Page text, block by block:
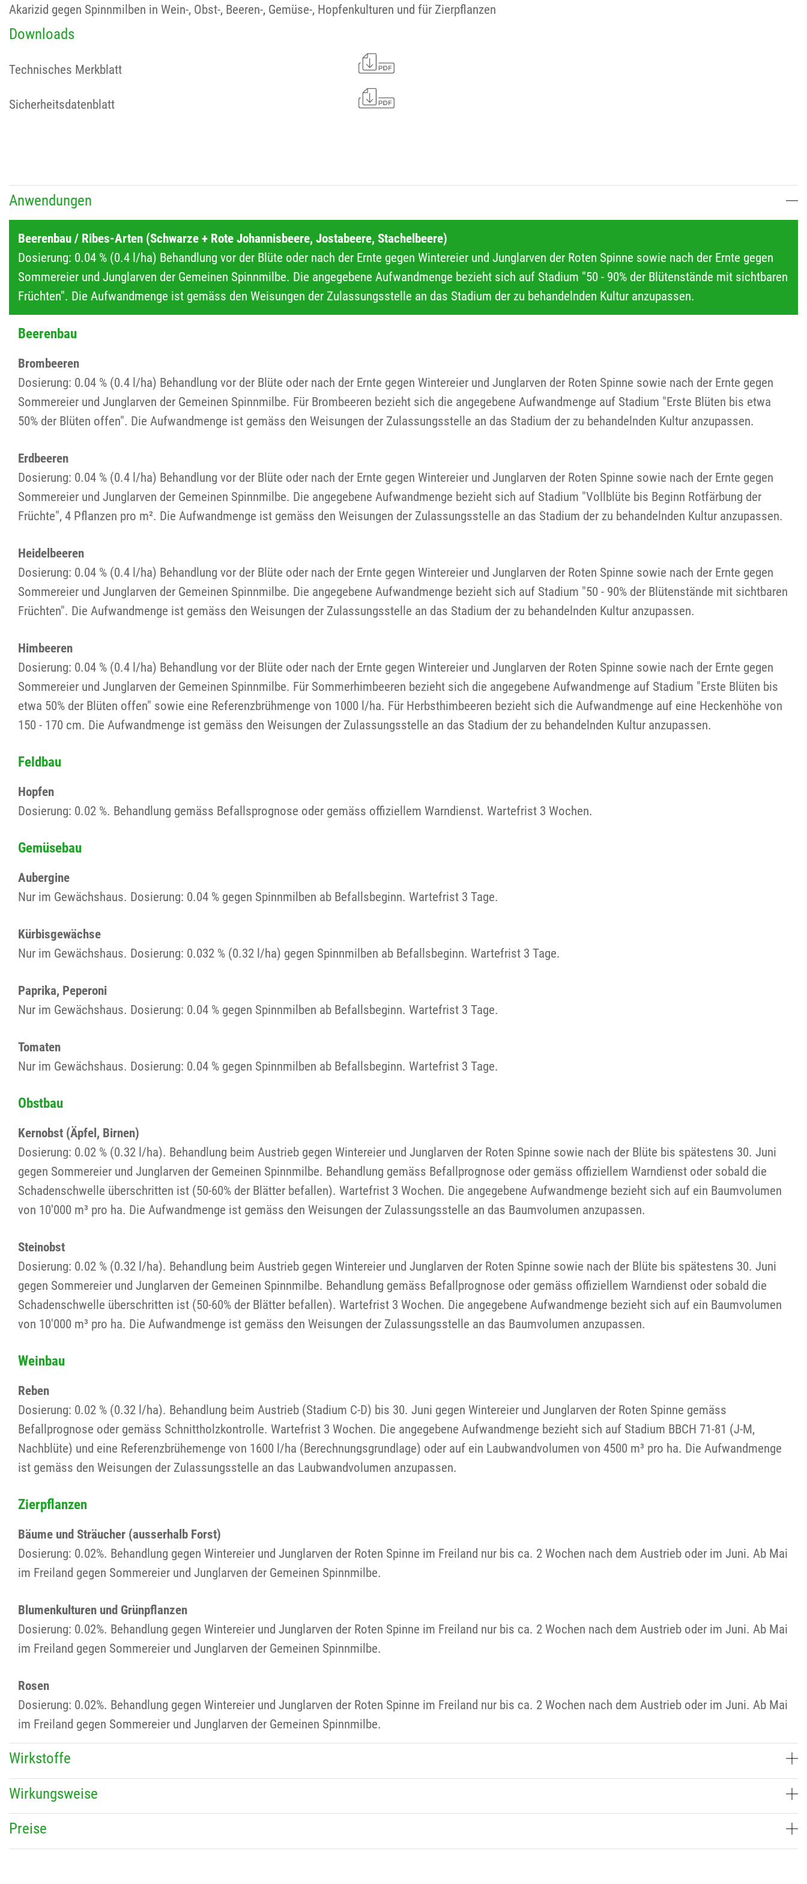
Akarizid gegen Spinnmilben in Wein-, Obst-, Beeren-, Gemüse-, Hopfenkulturen und für Zierpflanzen
Downloads
Technisches Merkblatt
Sicherheitsdatenblatt
Anwendungen
Beerenbau / Ribes-Arten (Schwarze + Rote Johannisbeere, Jostabeere, Stachelbeere)
Dosierung: 0.04 % (0.4 l/ha) Behandlung vor der Blüte oder nach der Ernte gegen Wintereier und Junglarven der Roten Spinne sowie nach der Ernte gegen
Sommereier und Junglarven der Gemeinen Spinnmilbe. Die angegebene Aufwandmenge bezieht sich auf Stadium "50 - 90% der Blütenstände mit sichtbaren
Früchten". Die Aufwandmenge ist gemäss den Weisungen der Zulassungsstelle an das Stadium der zu behandelnden Kultur anzupassen.
Beerenbau
Brombeeren
Dosierung: 0.04 % (0.4 l/ha) Behandlung vor der Blüte oder nach der Ernte gegen Wintereier und Junglarven der Roten Spinne sowie nach der Ernte gegen
Sommereier und Junglarven der Gemeinen Spinnmilbe. Für Brombeeren bezieht sich die angegebene Aufwandmenge auf Stadium "Erste Blüten bis etwa
50% der Blüten offen". Die Aufwandmenge ist gemäss den Weisungen der Zulassungsstelle an das Stadium der zu behandelnden Kultur anzupassen.
Erdbeeren
Dosierung: 0.04 % (0.4 l/ha) Behandlung vor der Blüte oder nach der Ernte gegen Wintereier und Junglarven der Roten Spinne sowie nach der Ernte gegen
Sommereier und Junglarven der Gemeinen Spinnmilbe. Die angegebene Aufwandmenge bezieht sich auf Stadium "Vollblüte bis Beginn Rotfärbung der
Früchte", 4 Pflanzen pro m². Die Aufwandmenge ist gemäss den Weisungen der Zulassungsstelle an das Stadium der zu behandelnden Kultur anzupassen.
Heidelbeeren
Dosierung: 0.04 % (0.4 l/ha) Behandlung vor der Blüte oder nach der Ernte gegen Wintereier und Junglarven der Roten Spinne sowie nach der Ernte gegen
Sommereier und Junglarven der Gemeinen Spinnmilbe. Die angegebene Aufwandmenge bezieht sich auf Stadium "50 - 90% der Blütenstände mit sichtbaren
Früchten". Die Aufwandmenge ist gemäss den Weisungen der Zulassungsstelle an das Stadium der zu behandelnden Kultur anzupassen.
Himbeeren
Dosierung: 0.04 % (0.4 l/ha) Behandlung vor der Blüte oder nach der Ernte gegen Wintereier und Junglarven der Roten Spinne sowie nach der Ernte gegen
Sommereier und Junglarven der Gemeinen Spinnmilbe. Für Sommerhimbeeren bezieht sich die angegebene Aufwandmenge auf Stadium "Erste Blüten bis
etwa 50% der Blüten offen" sowie eine Referenzbrühmenge von 1000 l/ha. Für Herbsthimbeeren bezieht sich die Aufwandmenge auf eine Heckenhöhe von
150 - 170 cm. Die Aufwandmenge ist gemäss den Weisungen der Zulassungsstelle an das Stadium der zu behandelnden Kultur anzupassen.
Feldbau
Hopfen
Dosierung: 0.02 %. Behandlung gemäss Befallsprognose oder gemäss offiziellem Warndienst. Wartefrist 3 Wochen.
Gemüsebau
Aubergine
Nur im Gewächshaus. Dosierung: 0.04 % gegen Spinnmilben ab Befallsbeginn. Wartefrist 3 Tage.
Kürbisgewächse
Nur im Gewächshaus. Dosierung: 0.032 % (0.32 l/ha) gegen Spinnmilben ab Befallsbeginn. Wartefrist 3 Tage.
Paprika, Peperoni
Nur im Gewächshaus. Dosierung: 0.04 % gegen Spinnmilben ab Befallsbeginn. Wartefrist 3 Tage.
Tomaten
Nur im Gewächshaus. Dosierung: 0.04 % gegen Spinnmilben ab Befallsbeginn. Wartefrist 3 Tage.
Obstbau
Kernobst (Äpfel, Birnen)
Dosierung: 0.02 % (0.32 l/ha). Behandlung beim Austrieb gegen Wintereier und Junglarven der Roten Spinne sowie nach der Blüte bis spätestens 30. Juni
gegen Sommereier und Junglarven der Gemeinen Spinnmilbe. Behandlung gemäss Befallprognose oder gemäss offiziellem Warndienst oder sobald die
Schadenschwelle überschritten ist (50-60% der Blätter befallen). Wartefrist 3 Wochen. Die angegebene Aufwandmenge bezieht sich auf ein Baumvolumen
von 10'000 m³ pro ha. Die Aufwandmenge ist gemäss den Weisungen der Zulassungsstelle an das Baumvolumen anzupassen.
Steinobst
Dosierung: 0.02 % (0.32 l/ha). Behandlung beim Austrieb gegen Wintereier und Junglarven der Roten Spinne sowie nach der Blüte bis spätestens 30. Juni
gegen Sommereier und Junglarven der Gemeinen Spinnmilbe. Behandlung gemäss Befallprognose oder gemäss offiziellem Warndienst oder sobald die
Schadenschwelle überschritten ist (50-60% der Blätter befallen). Wartefrist 3 Wochen. Die angegebene Aufwandmenge bezieht sich auf ein Baumvolumen
von 10'000 m³ pro ha. Die Aufwandmenge ist gemäss den Weisungen der Zulassungsstelle an das Baumvolumen anzupassen.
Weinbau
Reben
Dosierung: 0.02 % (0.32 l/ha). Behandlung beim Austrieb (Stadium C-D) bis 30. Juni gegen Wintereier und Junglarven der Roten Spinne gemäss
Befallprognose oder gemäss Schnittholzkontrolle. Wartefrist 3 Wochen. Die angegebene Aufwandmenge bezieht sich auf Stadium BBCH 71-81 (J-M,
Nachblüte) und eine Referenzbrühemenge von 1600 l/ha (Berechnungsgrundlage) oder auf ein Laubwandvolumen von 4500 m³ pro ha. Die Aufwandmenge
ist gemäss den Weisungen der Zulassungsstelle an das Laubwandvolumen anzupassen.
Zierpflanzen
Bäume und Sträucher (ausserhalb Forst)
Dosierung: 0.02%. Behandlung gegen Wintereier und Junglarven der Roten Spinne im Freiland nur bis ca. 2 Wochen nach dem Austrieb oder im Juni. Ab Mai
im Freiland gegen Sommereier und Junglarven der Gemeinen Spinnmilbe.
Blumenkulturen und Grünpflanzen
Dosierung: 0.02%. Behandlung gegen Wintereier und Junglarven der Roten Spinne im Freiland nur bis ca. 2 Wochen nach dem Austrieb oder im Juni. Ab Mai
im Freiland gegen Sommereier und Junglarven der Gemeinen Spinnmilbe.
Rosen
Dosierung: 0.02%. Behandlung gegen Wintereier und Junglarven der Roten Spinne im Freiland nur bis ca. 2 Wochen nach dem Austrieb oder im Juni. Ab Mai
im Freiland gegen Sommereier und Junglarven der Gemeinen Spinnmilbe.
Wirkstoffe
Wirkungsweise
Preise